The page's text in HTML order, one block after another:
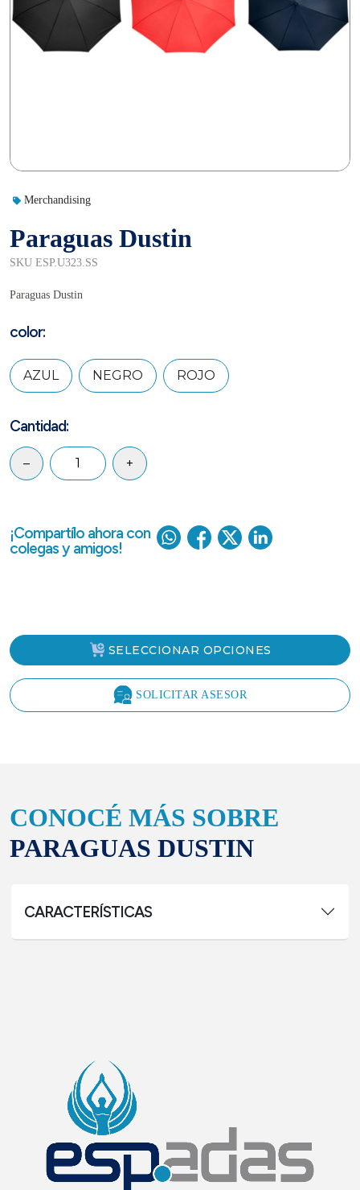
Merchandising
Paraguas Dustin
SKU ESP.U323.SS
Paraguas Dustin
color:
AZUL NEGRO ROJO
Cantidad:
– +
¡Compartílo ahora con
colegas y amigos!
SELECCIONAR OPCIONES
SOLICITAR ASESOR
CONOCÉ MÁS SOBRE
PARAGUAS DUSTIN
CARACTERÍSTICAS